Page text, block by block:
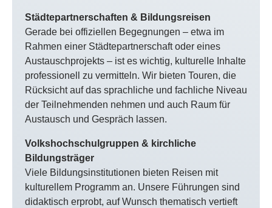
Städtepartnerschaften & Bildungsreisen
Gerade bei offiziellen Begegnungen – etwa im
Rahmen einer Städtepartnerschaft oder eines
Austauschprojekts – ist es wichtig, kulturelle Inhalte
professionell zu vermitteln. Wir bieten Touren, die
Rücksicht auf das sprachliche und fachliche Niveau
der Teilnehmenden nehmen und auch Raum für
Austausch und Gespräch lassen.
Volkshochschulgruppen & kirchliche
Bildungsträger
Viele Bildungsinstitutionen bieten Reisen mit
kulturellem Programm an. Unsere Führungen sind
didaktisch erprobt, auf Wunsch thematisch vertieft